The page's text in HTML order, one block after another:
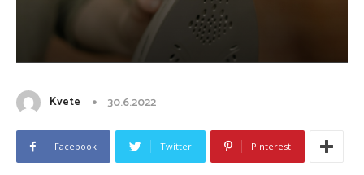
Kvete 30.6.2022
Facebook Twitter Pinterest